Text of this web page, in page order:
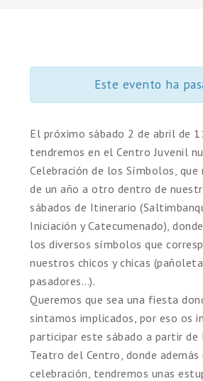
Este evento ha
El próximo sábado 2 de abril de
tendremos en el Centro Juvenil
Celebración de los Símbolos,
de un año a otro dentro de
sábados de Itinerario
Iniciación y Catecumenado),
los diversos símbolos que
nuestros chicos y chicas
pasadores…).
Queremos que sea una fiesta
sintamos implicados, por eso os
participar este sábado a partir de
Teatro del Centro, donde además
celebración, tendremos unas